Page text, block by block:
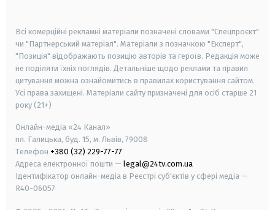
Всі комерційні рекламні матеріали позначені словами "Спецпроєкт"
чи "Партнерський матеріал". Матеріали з позначкою "Експерт",
"Позиція" відображають позицію авторів та героїв. Редакція може
не поділяти їхніх поглядів. Детальніше щодо реклами та правил
цитування можна ознайомитись в правилах користування сайтом.
Усі права захищені. Матеріали сайту призначені для осіб старше 21
року (21+)
Онлайн-медіа «24 Канал»
пл. Галицька, буд. 15, м. Львів, 79008
Телефон +380 (32) 229-77-77
Адреса електронної пошти — legal@24tv.com.ua
Ідентифікатор онлайн-медіа в Реєстрі суб'єктів у сфері медіа —
R40-06057